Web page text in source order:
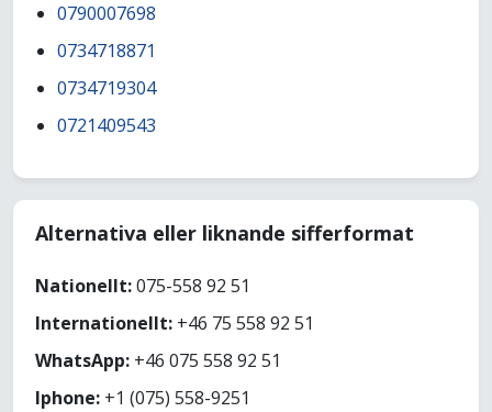
0790007698
0734718871
0734719304
0721409543
Alternativa eller liknande sifferformat
Nationellt:075-558 92 51
Internationellt: +46 75 558 92 51
WhatsApp: +46 075 558 92 51
Iphone: +1 (075) 558-9251